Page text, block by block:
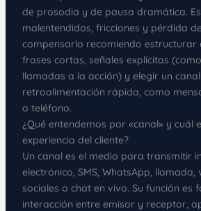
de prosodia y de pausa dramática.
malentendidos, fricciones y pérdida
compensarlo recomiendo estructurar
frases cortas, señales explícitas
llamadas a la acción) y elegir un
retroalimentación rápida, como
o teléfono.
¿Qué entendemos por «canal» y cuál
experiencia del cliente?
Un canal es el medio para transmitir
electrónico, SMS, WhatsApp, llamada,
sociales o chat en vivo. Su función es
interacción entre emisor y receptor,